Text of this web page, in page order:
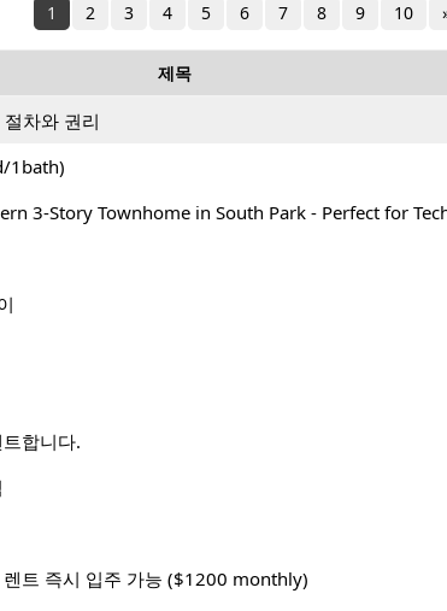
1 2 3 4 5 6 7 8 9 10
제목
차와 권리
1bath)
3-Story Townhome in South Park - Perfect for
합니다.
트 즉시 입주 가능 ($1200 monthly)